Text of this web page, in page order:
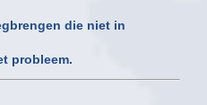
die niet in
probleem.